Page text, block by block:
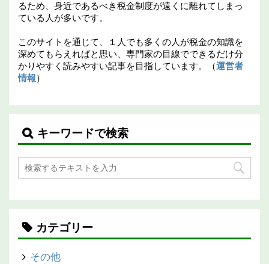
るため、身近であるべき税金制度が遠くに離れてしまっ
ている人が多いです。
このサイトを通じて、１人でも多くの人が税金の知識を
深めてもらえればと思い、専門家の目線でできるだけ分
かりやすく読みやすい記事を目指しています。（運営者
情報）
キーワードで検索
カテゴリー
その他